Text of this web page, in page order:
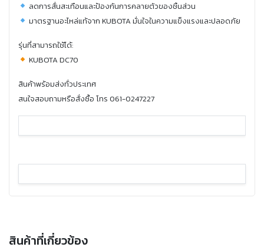
ลดการสั่นสะเทือนและป้องกันการคลายตัวของชิ้นส่วน
มาตรฐานอะไหล่แท้จาก KUBOTA มั่นใจในความแข็งแรงและปลอดภัย
รุ่นที่สามารถใช้ได้:
KUBOTA DC70
สินค้าพร้อมส่งทั่วประเทศ
สนใจสอบถามหรือสั่งซื้อ โทร 061-0247227
สินค้าที่เกี่ยวข้อง